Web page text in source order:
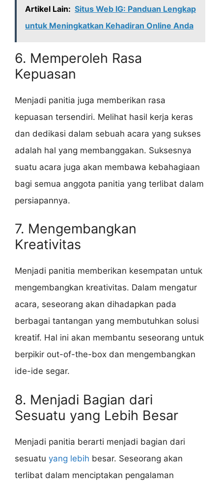
Artikel Lain: Situs Web IG: Panduan Lengkap
untuk Meningkatkan Kehadiran Online Anda
6. Memperoleh Rasa
Kepuasan
Menjadi panitia juga memberikan rasa
kepuasan tersendiri. Melihat hasil kerja keras
dan dedikasi dalam sebuah acara yang sukses
adalah hal yang membanggakan. Suksesnya
suatu acara juga akan membawa kebahagiaan
bagi semua anggota panitia yang terlibat dalam
persiapannya.
7. Mengembangkan
Kreativitas
Menjadi panitia memberikan kesempatan untuk
mengembangkan kreativitas. Dalam mengatur
acara, seseorang akan dihadapkan pada
berbagai tantangan yang membutuhkan solusi
kreatif. Hal ini akan membantu seseorang untuk
berpikir out-of-the-box dan mengembangkan
ide-ide segar.
8. Menjadi Bagian dari
Sesuatu yang Lebih Besar
Menjadi panitia berarti menjadi bagian dari
sesuatu yang lebih besar. Seseorang akan
terlibat dalam menciptakan pengalaman